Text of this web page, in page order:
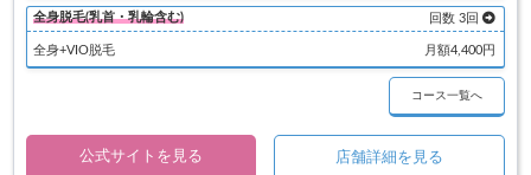
全身脱毛(乳首・乳輪含む) 回数 3回
全身+VIO脱毛 月額4,400円
コース一覧へ
公式サイトを見る 店舗詳細を見る